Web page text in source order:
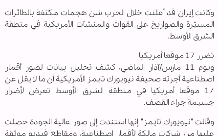
وكانت إيران قد أعلنت خلال الحرب شن هجمات مكثفة بالطائرات
المسيّرة والصواريخ على القوات والمنشآت الأمريكية في منطقة
الشرق الأوسط.
تضرر 17 موقعا أمريكيا
ويوم 11 مارس/آذار الماضي، كشف تحليل بيانات لصور أقمار
اصطناعية أجرته صحيفة نيويورك تايمز الأمريكية أن ما لا يقل عن
17 موقعا أمريكيا في منطقة الشرق الأوسط تعرض لأضرار
جسيمة جراء القصف.
وقالت "نيويورك تايمز" إنها استندت إلى صور عالية الجودة حصلت